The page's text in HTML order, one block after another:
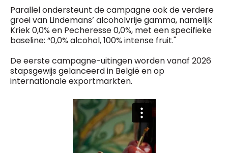
Parallel ondersteunt de campagne ook de verdere
groei van Lindemans’ alcoholvrije gamma, namelijk
Kriek 0,0% en Pecheresse 0,0%, met een specifieke
baseline: “0,0% alcohol, 100% intense fruit."
De eerste campagne-uitingen worden vanaf 2026
stapsgewijs gelanceerd in België en op
internationale exportmarkten.